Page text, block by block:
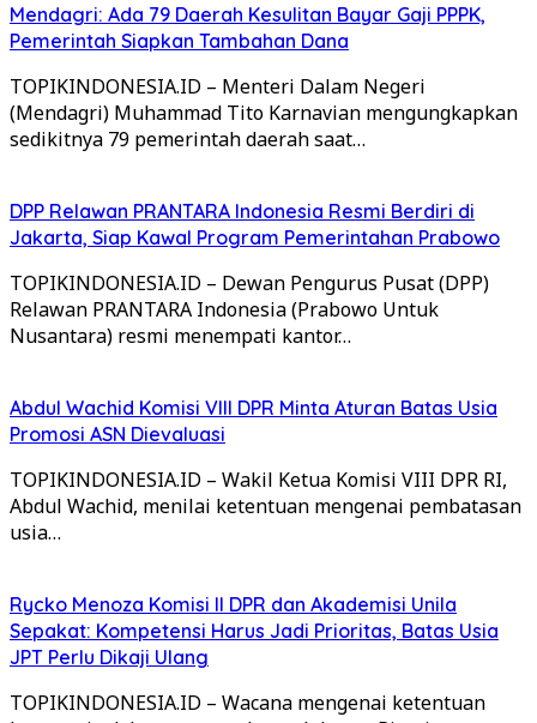
Mendagri: Ada 79 Daerah Kesulitan Bayar Gaji PPPK,
Pemerintah Siapkan Tambahan Dana
TOPIKINDONESIA.ID – Menteri Dalam Negeri
(Mendagri) Muhammad Tito Karnavian mengungkapkan
sedikitnya 79 pemerintah daerah saat…
DPP Relawan PRANTARA Indonesia Resmi Berdiri di
Jakarta, Siap Kawal Program Pemerintahan Prabowo
TOPIKINDONESIA.ID – Dewan Pengurus Pusat (DPP)
Relawan PRANTARA Indonesia (Prabowo Untuk
Nusantara) resmi menempati kantor…
Abdul Wachid Komisi VIII DPR Minta Aturan Batas Usia
Promosi ASN Dievaluasi
TOPIKINDONESIA.ID – Wakil Ketua Komisi VIII DPR RI,
Abdul Wachid, menilai ketentuan mengenai pembatasan
usia…
Rycko Menoza Komisi II DPR dan Akademisi Unila
Sepakat: Kompetensi Harus Jadi Prioritas, Batas Usia
JPT Perlu Dikaji Ulang
TOPIKINDONESIA.ID – Wacana mengenai ketentuan